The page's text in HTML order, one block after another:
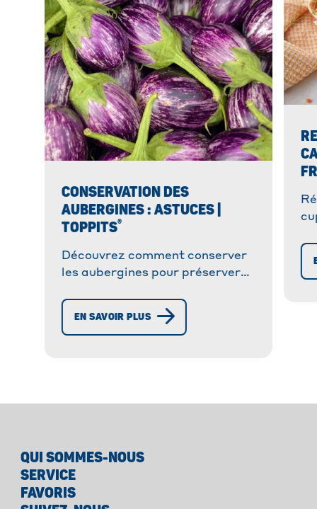
CONSERVATION DES
AUBERGINES : ASTUCES |
TOPPITS®
Découvrez comment conserver
les aubergines pour préserver
Astuces pour une conservation
optimale à court, moyen et long
EN SAVOIR PLUS
QUI SOMMES-NOUS
SERVICE
FAVORIS